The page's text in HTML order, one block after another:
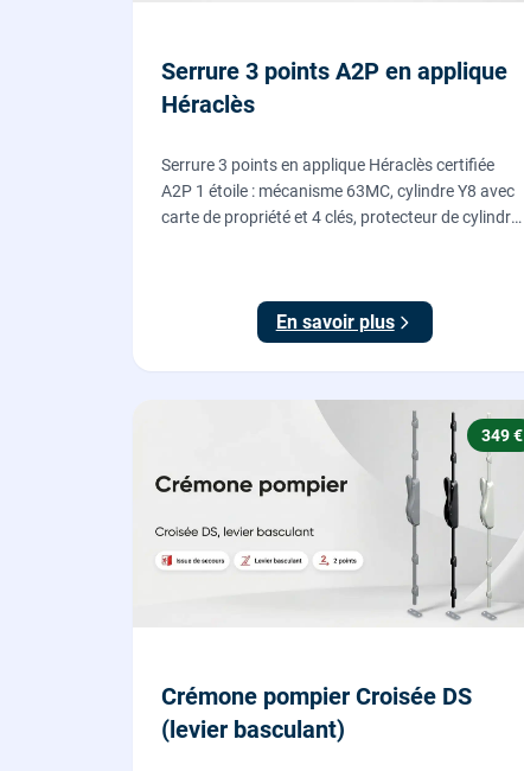
Serrure 3 points A2P en applique
Héraclès
Serrure 3 points en applique Héraclès certifiée
A2P 1 étoile : mécanisme 63MC, cylindre Y8 avec
carte de propriété et 4 clés, protecteur de cylindre
En savoir plus
349 €
Crémone pompier Croisée DS
(levier basculant)